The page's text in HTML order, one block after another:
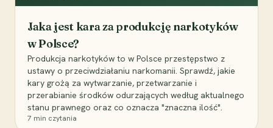
Jaka jest kara za produkcję narkotyków
w Polsce?
Produkcja narkotyków to w Polsce przestępstwo z
ustawy o przeciwdziałaniu narkomanii. Sprawdź, jakie
kary grożą za wytwarzanie, przetwarzanie i
przerabianie środków odurzających według aktualnego
stanu prawnego oraz co oznacza "znaczna ilość".
7 min czytania